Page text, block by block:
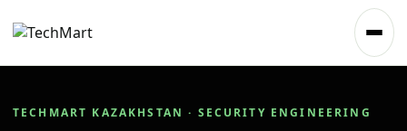
TECHMART KAZAKHSTAN · SECURITY ENGINEERING